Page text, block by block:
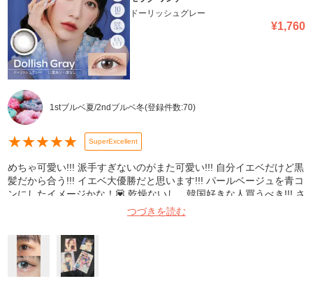
ドーリッシュグレー
¥1,760
1stブルベ夏/2ndブルベ冬(登録件数:70)
★★★★★ SuperExcellent
めちゃ可愛い!!! 派手すぎないのがまた可愛い!!! 自分イエベだけど黒
髪だから合う!!! イエベ大優勝だと思います!!! パールベージュを青コ
ンにしたイメージかな！💟 乾燥ないし、韓国好きな人買うべき!!! さ
くらちゃんの特典こんな感じ！ 割引もされて、これも着いてくるの
さすがﾓｱｺﾝ👏 これからも愛用します。 1枚目 上 裸眼 ノーメイク 2
枚目 下 カラコン装着 メイク有
つづきを読む